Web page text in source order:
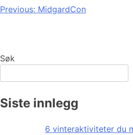
Innleggsnavigasjon
Previous: MidgardCon
Søk
Siste innlegg
6 vinteraktiviteter du